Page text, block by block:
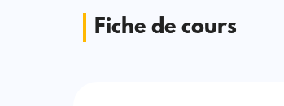
Fiche de cours